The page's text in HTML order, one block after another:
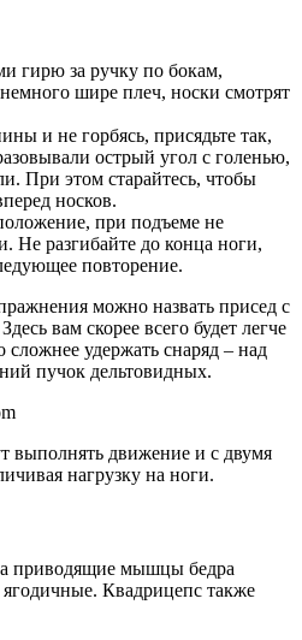
гирю за ручку по бокам,
шире плеч, носки смотрят
и не горбясь, присядьте так,
острый угол с голенью,
При этом старайтесь, чтобы
носков.
при подъеме не
Не разгибайте до конца ноги,
повторение.
можно назвать присед с
вам скорее всего будет легче
сложнее удержать снаряд – над
пучок дельтовидных.
выполнять движение и с двумя
нагрузку на ноги.
приводящие мышцы бедра
ягодичные. Квадрицепс также